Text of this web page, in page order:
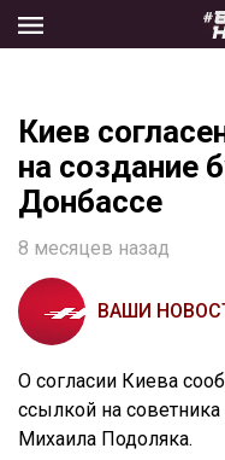
the
Киев
на создание
Донбассе
8 месяцев назад
ВАШИ
О согласии Киева
ссылкой на
Михаила Подоляка.